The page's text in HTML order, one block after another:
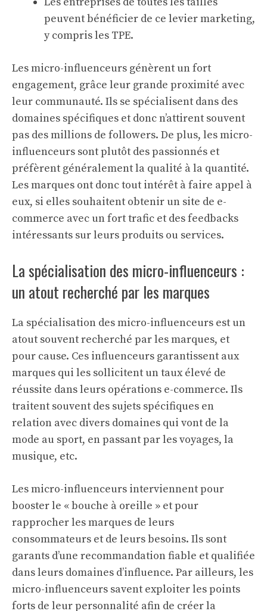
peuvent bénéficier de ce levier marketing,
y compris les TPE.
Les micro-influenceurs génèrent un fort
engagement, grâce leur grande proximité avec
leur communauté. Ils se spécialisent dans des
domaines spécifiques et donc n’attirent souvent
pas des millions de followers. De plus, les micro-
influenceurs sont plutôt des passionnés et
préfèrent généralement la qualité à la quantité.
Les marques ont donc tout intérêt à faire appel à
eux, si elles souhaitent obtenir un site de e-
commerce avec un fort trafic et des feedbacks
intéressants sur leurs produits ou services.
La spécialisation des micro-influenceurs :
un atout recherché par les marques
La spécialisation des micro-influenceurs est un
atout souvent recherché par les marques, et
pour cause. Ces influenceurs garantissent aux
marques qui les sollicitent un taux élevé de
réussite dans leurs opérations e-commerce. Ils
traitent souvent des sujets spécifiques en
relation avec divers domaines qui vont de la
mode au sport, en passant par les voyages, la
musique, etc.
Les micro-influenceurs interviennent pour
booster le « bouche à oreille » et pour
rapprocher les marques de leurs
consommateurs et de leurs besoins. Ils sont
garants d’une recommandation fiable et qualifiée
dans leurs domaines d’influence. Par ailleurs, les
micro-influenceurs savent exploiter les points
forts de leur personnalité afin de créer la